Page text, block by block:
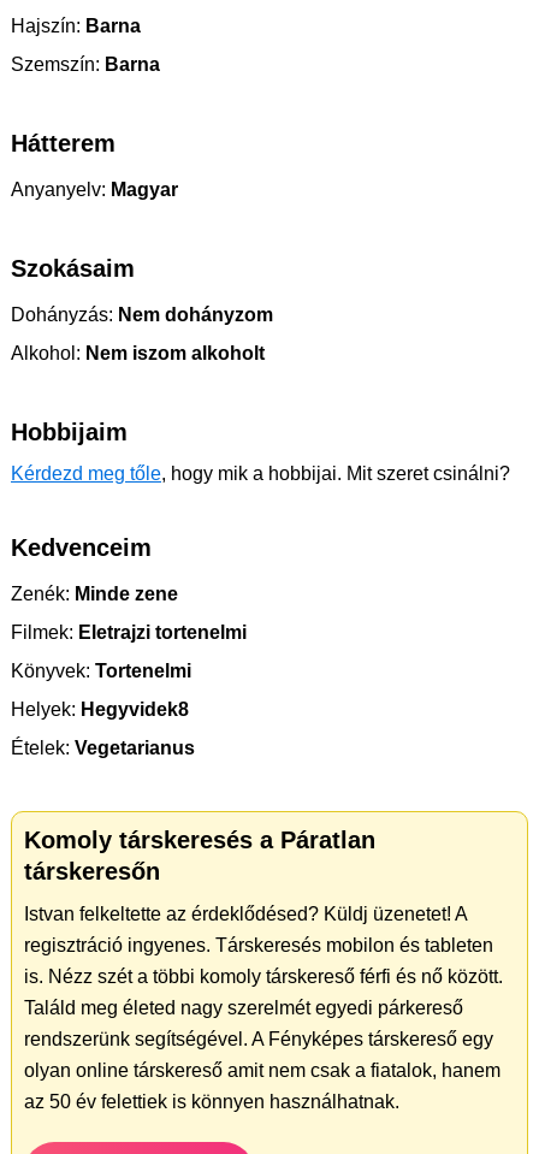
Hajszín: Barna
Szemszín: Barna
Hátterem
Anyanyelv: Magyar
Szokásaim
Dohányzás: Nem dohányzom
Alkohol: Nem iszom alkoholt
Hobbijaim
Kérdezd meg tőle, hogy mik a hobbijai. Mit szeret csinálni?
Kedvenceim
Zenék: Minde zene
Filmek: Eletrajzi tortenelmi
Könyvek: Tortenelmi
Helyek: Hegyvidek8
Ételek: Vegetarianus
Komoly társkeresés a Páratlan
társkeresőn
Istvan felkeltette az érdeklődésed? Küldj üzenetet! A
regisztráció ingyenes. Társkeresés mobilon és tableten
is. Nézz szét a többi komoly társkereső férfi és nő között.
Találd meg életed nagy szerelmét egyedi párkereső
rendszerünk segítségével. A Fényképes társkereső egy
olyan online társkereső amit nem csak a fiatalok, hanem
az 50 év felettiek is könnyen használhatnak.